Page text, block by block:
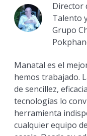
Director
Talento
Grupo
Manatal es el
hemos trabajado.
de sencillez,
tecnologías lo
herramienta
cualquier equipo